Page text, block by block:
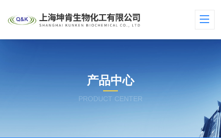
产品中心
PRODUCT CENTER